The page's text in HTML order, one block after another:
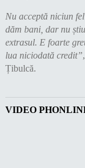
Nu acceptă niciun
dăm bani, dar nu
extrasul. E foarte
lua niciodată credit”
Țibulcă.
VIDEO